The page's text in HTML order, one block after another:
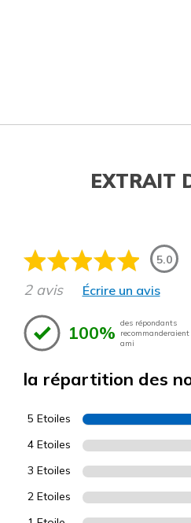
EXTRAIT
5.0
2 avis Écrire un avis
100% des répondants
ami
la répartition des
5 Etoiles
4 Etoiles
3 Etoiles
2 Etoiles